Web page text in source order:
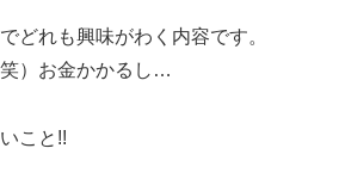
どれも興味がわく内容です。
）お金かかるし…
こと!!